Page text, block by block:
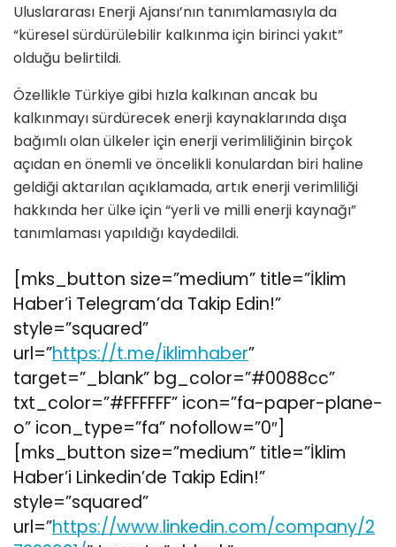
Uluslararası Enerji Ajansı’nın tanımlamasıyla da
“küresel sürdürülebilir kalkınma için birinci yakıt”
olduğu belirtildi.
Özellikle Türkiye gibi hızla kalkınan ancak bu
kalkınmayı sürdürecek enerji kaynaklarında dışa
bağımlı olan ülkeler için enerji verimliliğinin birçok
açıdan en önemli ve öncelikli konulardan biri haline
geldiği aktarılan açıklamada, artık enerji verimliliği
hakkında her ülke için “yerli ve milli enerji kaynağı”
tanımlaması yapıldığı kaydedildi.
[mks_button size=”medium” title=”İklim
Haber’i Telegram’da Takip Edin!”
style=”squared”
url=”https://t.me/iklimhaber”
target=”_blank” bg_color=”#0088cc”
txt_color=”#FFFFFF” icon=”fa-paper-plane-
o” icon_type=”fa” nofollow=”0″]
[mks_button size=”medium” title=”İklim
Haber’i Linkedin’de Takip Edin!”
style=”squared”
url=”https://www.linkedin.com/company/2